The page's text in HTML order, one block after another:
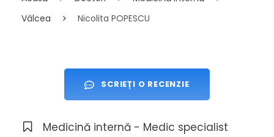
Vâlcea
Nicolita POPESCU
SCRIEȚI O RECENZIE
Medicină internă - Medic specialist